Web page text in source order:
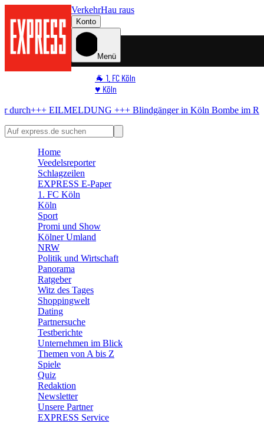
VerkehrHau raus
Konto
Menü
🐐 1. FC Köln
♥️ Köln
🏆 Sport
+++Blindgänger in KölnBombe im Rhein! Hier kommt
Home
Veedelsreporter
Schlagzeilen
EXPRESS E-Paper
1. FC Köln
Köln
Sport
Promi und Show
Kölner Umland
NRW
Politik und Wirtschaft
Panorama
Ratgeber
Witz des Tages
Shoppingwelt
Dating
Partnersuche
Testberichte
Unternehmen im Blick
Themen von A bis Z
Spiele
Quiz
Redaktion
Newsletter
Unsere Partner
EXPRESS Service